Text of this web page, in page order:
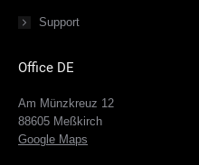
Support
Office DE
Am Münzkreuz 12
88605 Meßkirch
Google Maps